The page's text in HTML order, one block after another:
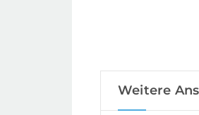
Weitere